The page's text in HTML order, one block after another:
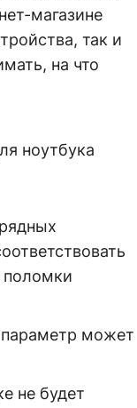
магазине
так и
на что
ноутбука
поломки
параметр может
не будет